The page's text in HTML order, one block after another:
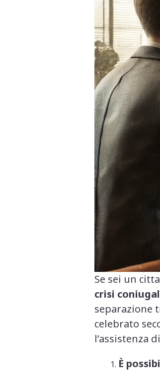
Se sei un
crisi
separazione
celebrato
l’assistenza
È